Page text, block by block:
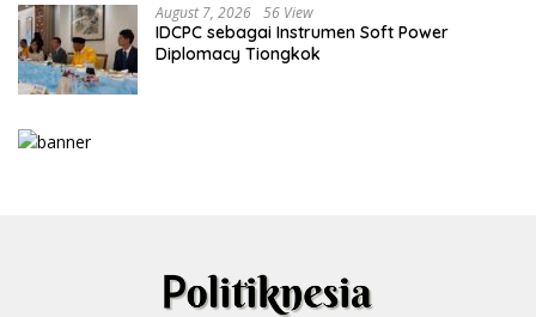
August 7, 2026 56 View
IDCPC sebagai Instrumen Soft Power
Diplomacy Tiongkok